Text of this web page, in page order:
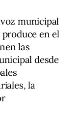
municipal
produce en el
las
desde
la